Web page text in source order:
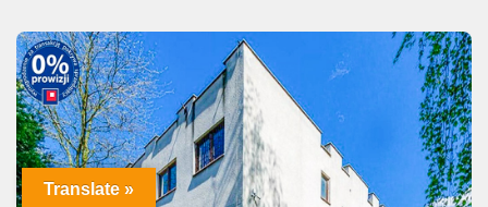
Translate »